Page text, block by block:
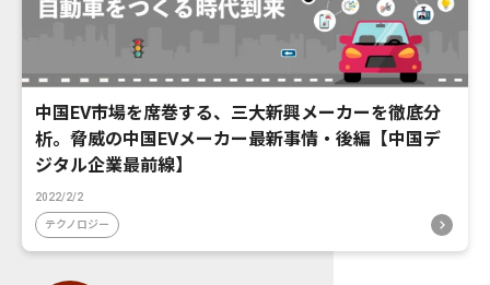
中国EV市場を席巻する、三大新興メーカーを徹底分
析。脅威の中国EVメーカー最新事情・後編【中国デ
ジタル企業最前線】
2022/2/2
テクノロジー